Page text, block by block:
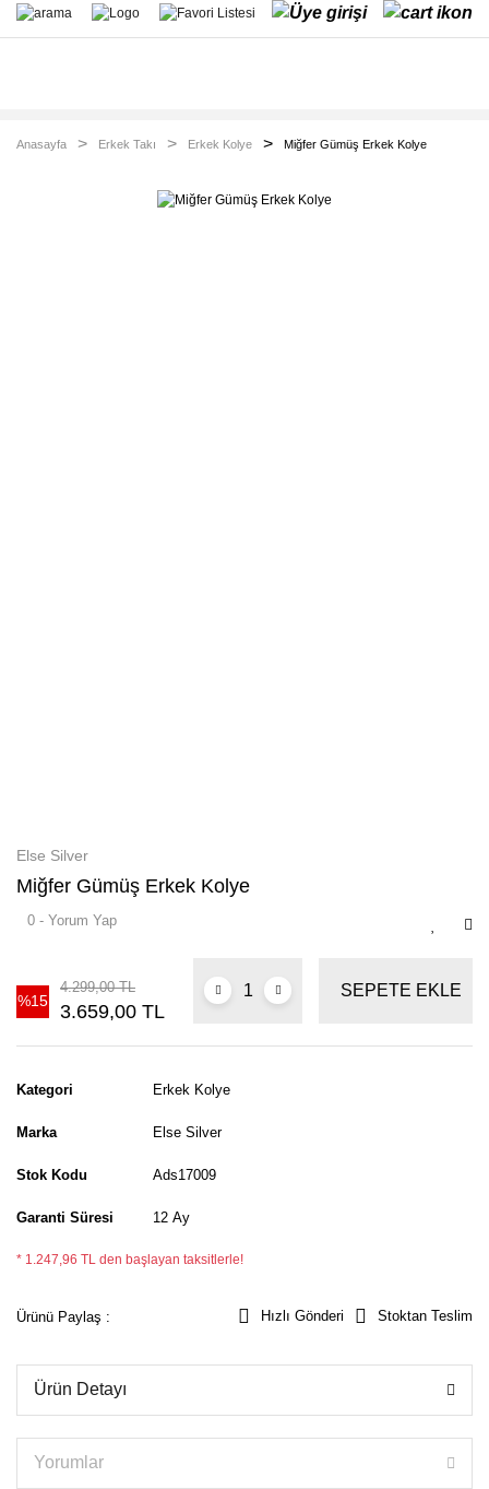
Anasayfa Erkek Takı Erkek Kolye Miğfer Gümüş Erkek Kolye
Else Silver
Miğfer Gümüş Erkek Kolye
0 - Yorum Yap
%15
4.299,00 TL
3.659,00 TL
SEPETE EKLE
Kategori Erkek Kolye
Marka Else Silver
Stok Kodu Ads17009
Garanti Süresi 12 Ay
* 1.247,96 TL den başlayan taksitlerle!
Ürünü Paylaş : Hızlı Gönderi Stoktan Teslim
Ürün Detayı
Yorumlar